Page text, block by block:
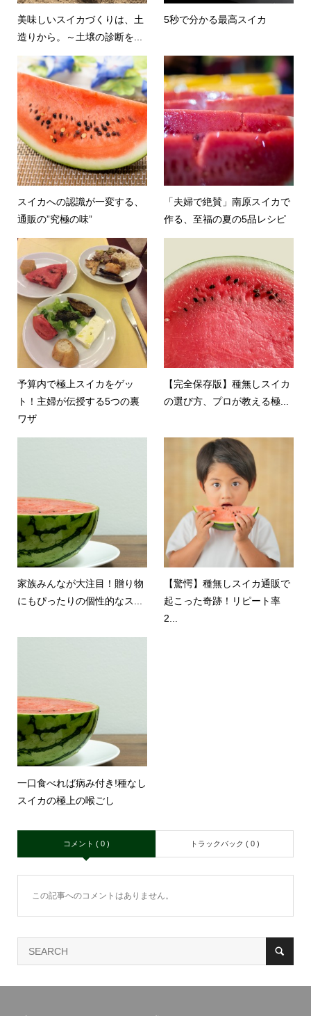
美味しいスイカづくりは、土
造りから。～土壌の診断を...
5秒で分かる最高スイカ
スイカへの認識が一変する、
通販の”究極の味”
「夫婦で絶賛」南原スイカで
作る、至福の夏の5品レシピ
予算内で極上スイカをゲッ
ト！主婦が伝授する5つの裏
ワザ
【完全保存版】種無しスイカ
の選び方、プロが教える極...
家族みんなが大注目！贈り物
にもぴったりの個性的なス...
【驚愕】種無しスイカ通販で
起こった奇跡！リピート率
2...
一口食べれば病み付き!種なし
スイカの極上の喉ごし
コメント ( 0 ) トラックバック ( 0 )
この記事へのコメントはありません。